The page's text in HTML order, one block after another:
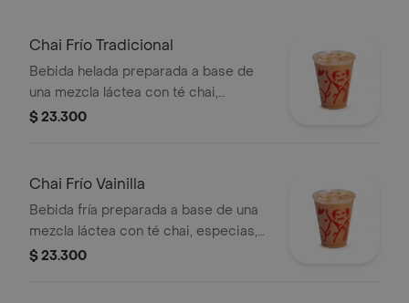
Chai Frío Tradicional
Bebida helada preparada a base de
una mezcla láctea con té chai,
especias, leche y miel, servida sobre
$ 23.300
Chai Frío Vainilla
Bebida fría preparada a base de una
mezcla láctea con té chai, especias,
leche, miel, vainilla y almendras,
$ 23.300